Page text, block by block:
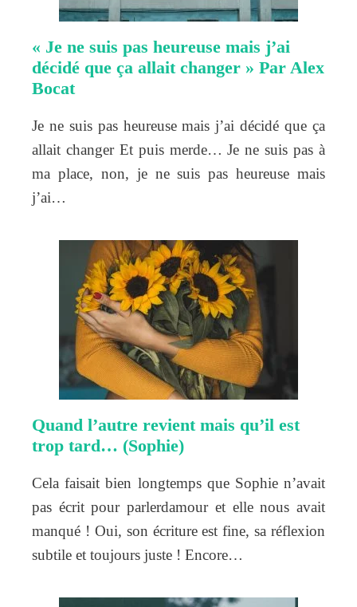
« Je ne suis pas heureuse mais j’ai
décidé que ça allait changer » Par Alex
Bocat
Je ne suis pas heureuse mais j’ai décidé que ça
allait changer Et puis merde… Je ne suis pas à
ma place, non, je ne suis pas heureuse mais
j’ai…
Quand l’autre revient mais qu’il est
trop tard… (Sophie)
Cela faisait bien longtemps que Sophie n’avait
pas écrit pour parlerdamour et elle nous avait
manqué ! Oui, son écriture est fine, sa réflexion
subtile et toujours juste ! Encore…